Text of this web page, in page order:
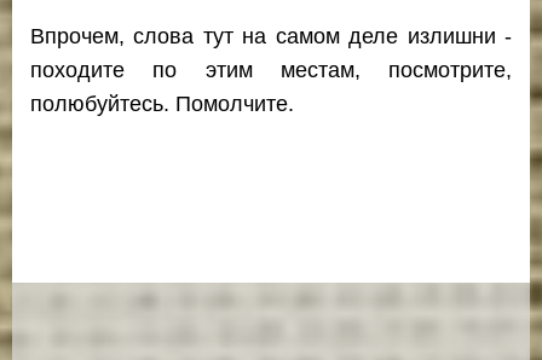
Впрочем, слова тут на самом деле излишни -
походите по этим местам, посмотрите,
полюбуйтесь. Помолчите.